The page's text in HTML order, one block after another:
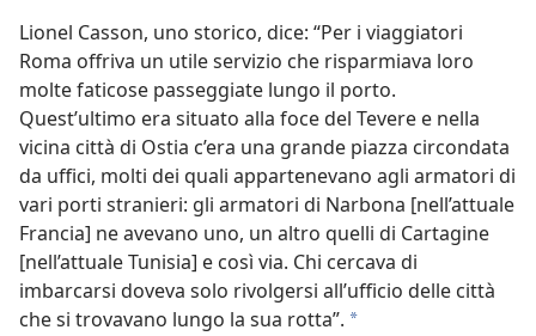
Lionel Casson, uno storico, dice: “Per i viaggiatori
Roma offriva un utile servizio che risparmiava loro
molte faticose passeggiate lungo il porto.
Quest’ultimo era situato alla foce del Tevere e nella
vicina città di Ostia c’era una grande piazza circondata
da uffici, molti dei quali appartenevano agli armatori di
vari porti stranieri: gli armatori di Narbona [nell’attuale
Francia] ne avevano uno, un altro quelli di Cartagine
[nell’attuale Tunisia] e così via. Chi cercava di
imbarcarsi doveva solo rivolgersi all’ufficio delle città
che si trovavano lungo la sua rotta”. a